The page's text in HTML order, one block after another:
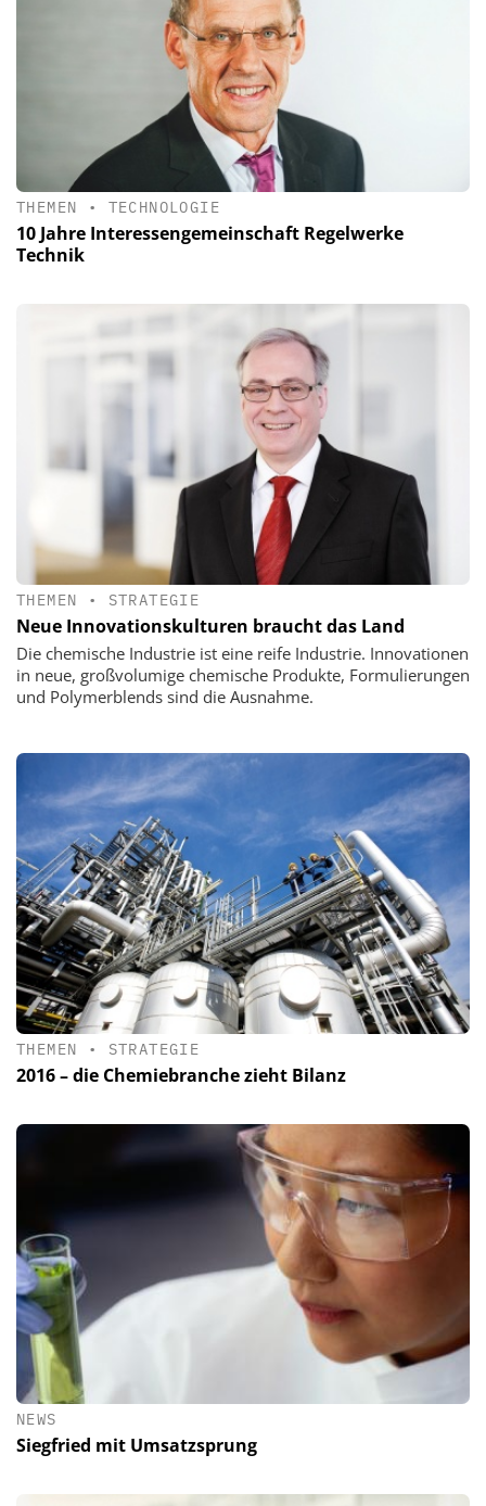
THEMEN • TECHNOLOGIE
10 Jahre Interessengemeinschaft Regelwerke
Technik
THEMEN • STRATEGIE
Neue Innovationskulturen braucht das Land
Die chemische Industrie ist eine reife Industrie. Innovationen
in neue, großvolumige chemische Produkte, Formulierungen
und Polymerblends sind die Ausnahme.
THEMEN • STRATEGIE
2016 – die Chemiebranche zieht Bilanz
NEWS
Siegfried mit Umsatzsprung